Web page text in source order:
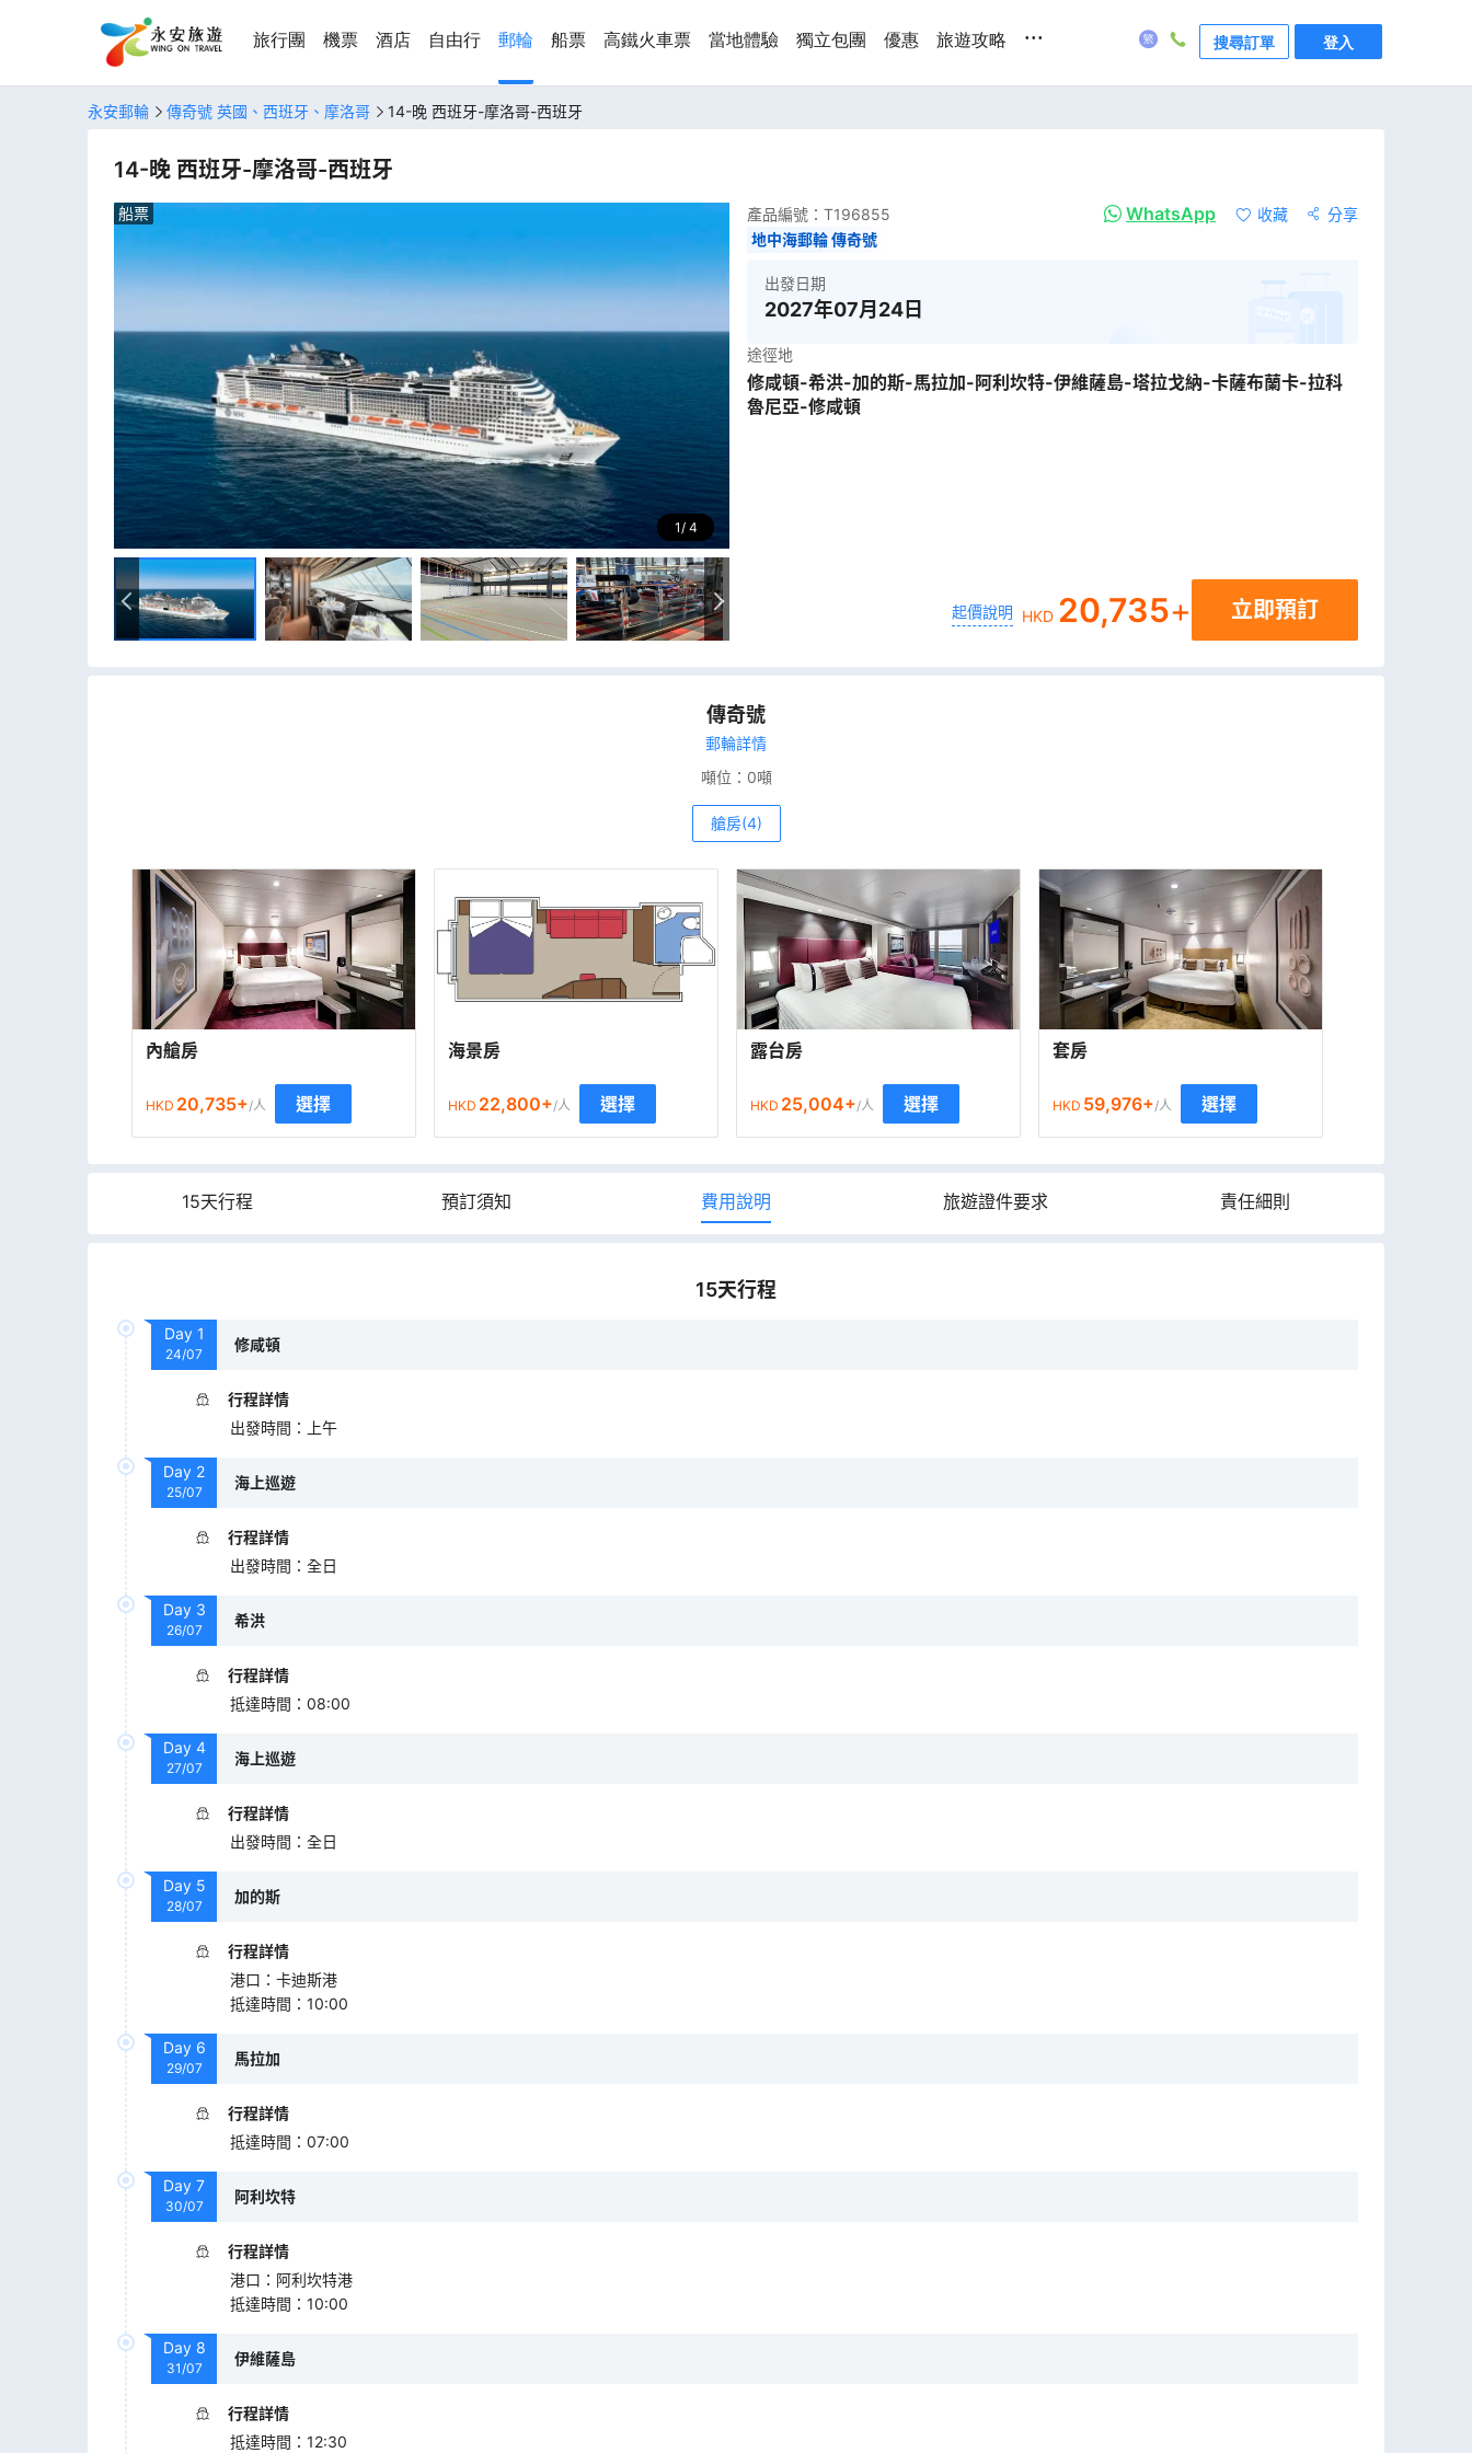
旅行團 機票 酒店 自由行 郵輪 船票 高鐵火車票 當地體驗 獨立包團 優惠 旅遊攻略 ... 搜尋訂單 登入
永安郵輪 傳奇號 英國、西班牙、摩洛哥 14-晚 西班牙-摩洛哥-西班牙
14-晚 西班牙-摩洛哥-西班牙
1 4
船票 產品編號： T196855 WhatsApp 收藏
分享
地中海郵輪 傳奇號
出發日期
2027年07月24日
途徑地
修咸頓-希洪-加的斯-馬拉加-阿利坎特-伊維薩島-塔拉戈納-卡薩布蘭卡-拉科
魯尼亞-修咸頓
起價說明 HKD 20,735+ 立即預訂
傳奇號
郵輪詳情
噸位： 0噸
艙房(4)
內艙房
HKD 20,735+/人 選擇
海景房
HKD 22,800+/人 選擇
露台房
HKD 25,004+/人 選擇
套房
HKD 59,976+/人 選擇
15天行程 預訂須知 費用說明 旅遊證件要求 責任細則
15天行程
Day 1
24/07
修咸頓
行程詳情
出發時間 ： 上午
Day 2
25/07
海上巡遊
行程詳情
出發時間 ： 全日
Day 3
26/07
希洪
行程詳情
抵達時間 ： 08:00
Day 4
27/07
海上巡遊
行程詳情
出發時間 ： 全日
Day 5
28/07
加的斯
行程詳情
港口 ： 卡迪斯港
抵達時間 ： 10:00
Day 6
29/07
馬拉加
行程詳情
抵達時間 ： 07:00
Day 7
30/07
阿利坎特
行程詳情
港口 ： 阿利坎特港
抵達時間 ： 10:00
Day 8
31/07
伊維薩島
行程詳情
抵達時間 ： 12:30